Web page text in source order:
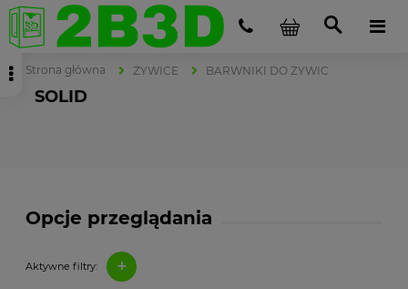
Strona główna ŻYWICE BARWNIKI DO ŻYWIC
SOLID
Opcje przeglądania
Aktywne filtry: +